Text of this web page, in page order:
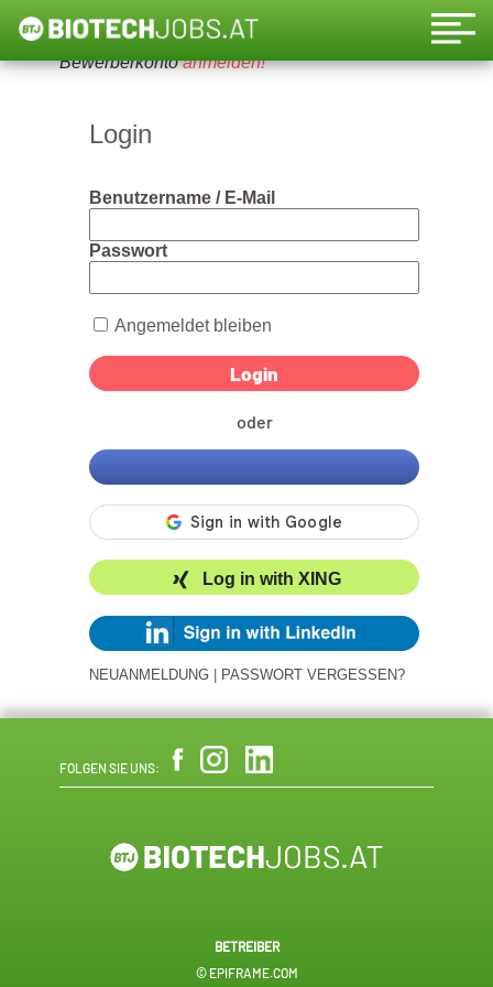
Um diese Funktion nutzen zu können, bitte ein
Bewerberkontoanmelden!
Login
Benutzername / E-Mail
Passwort
Angemeldet bleiben
oder
Log in with XING
NEUANMELDUNG PASSWORT VERGESSEN?
FOLGEN SIE UNS:
BETREIBER
© EPIFRAME.COM